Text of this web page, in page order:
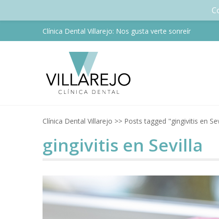
Clínica Dental Villarejo: Nos gusta verte sonreír
Clínica Dental Villarejo >> Posts tagged "gingivitis en
gingivitis en Sevilla